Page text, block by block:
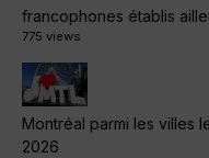
francophones établis
775 views
Montréal parmi les villes
2026